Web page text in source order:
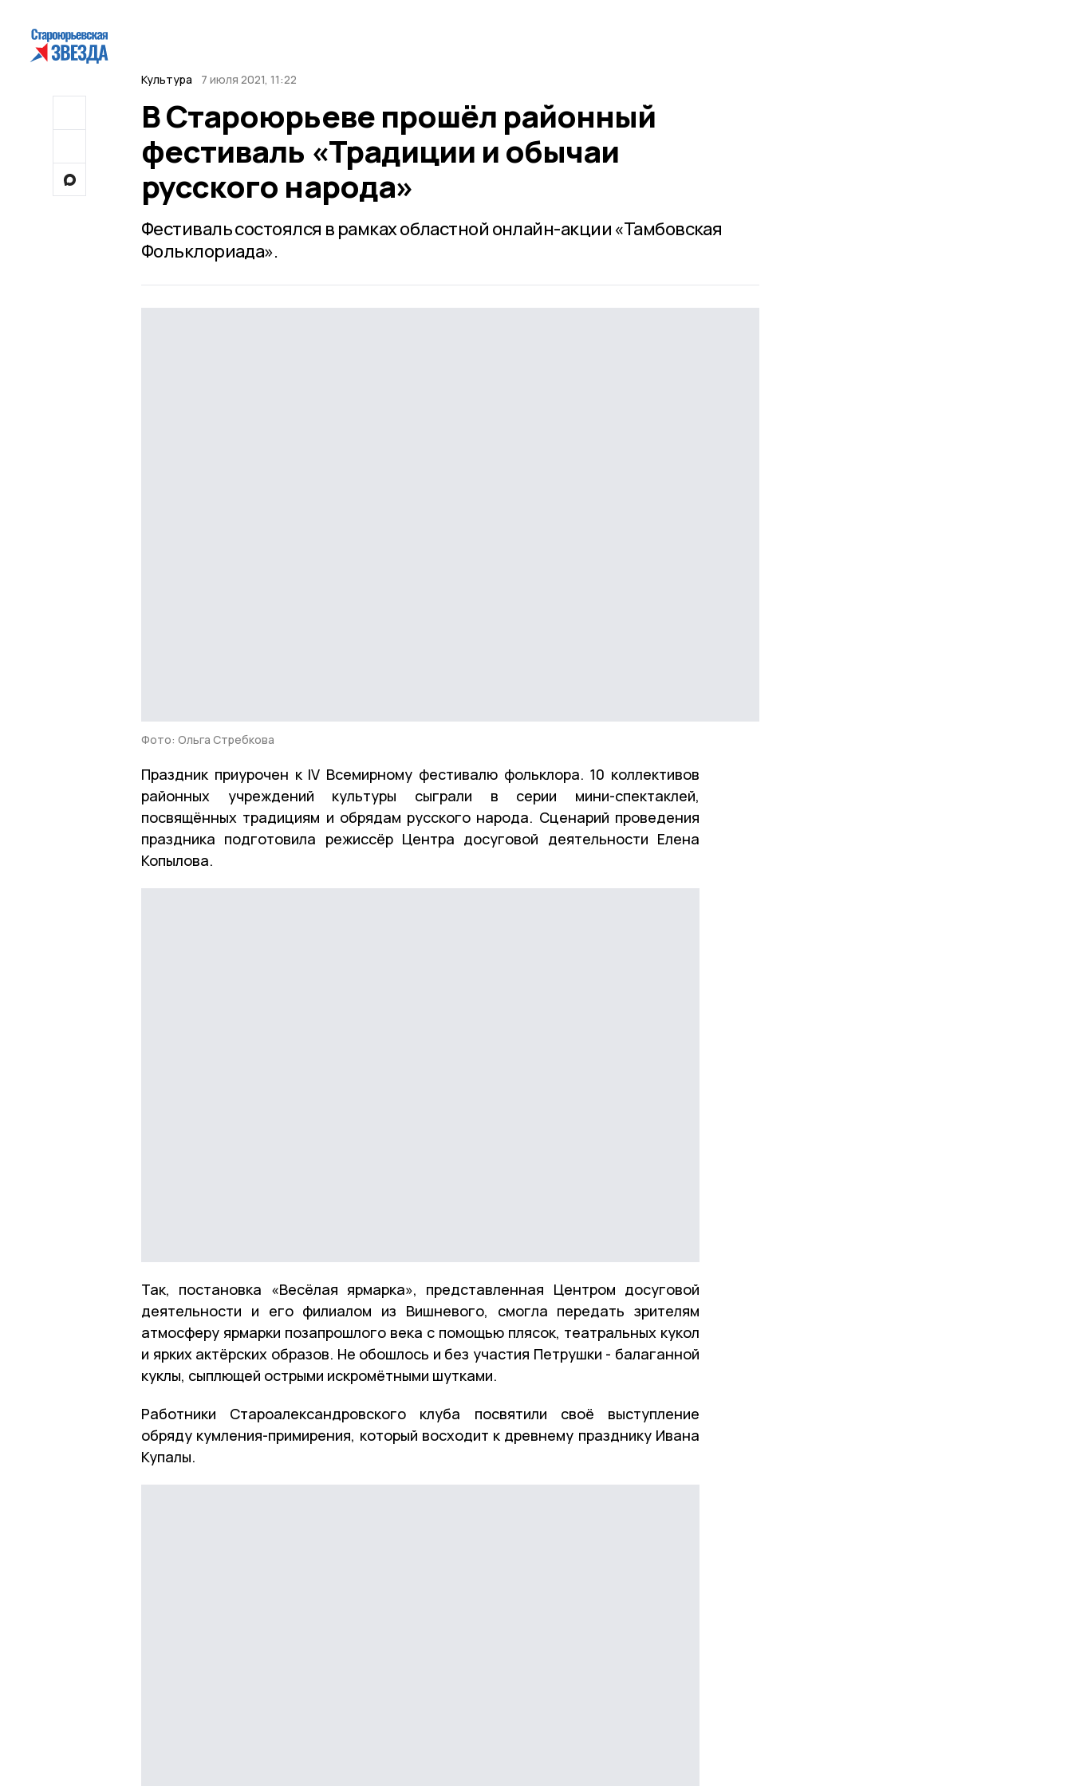
Культура 7 июля 2021, 11:22
В Староюрьеве прошёл районный
фестиваль «Традиции и обычаи
русского народа»
Фестиваль состоялся в рамках областной онлайн-акции «Тамбовская
Фольклориада».
Фото: Ольга Стребкова
Праздник приурочен к IV Всемирному фестивалю фольклора. 10 коллективов
районных учреждений культуры сыграли в серии мини-спектаклей,
посвящённых традициям и обрядам русского народа. Сценарий проведения
праздника подготовила режиссёр Центра досуговой деятельности Елена
Копылова.
Так, постановка «Весёлая ярмарка», представленная Центром досуговой
деятельности и его филиалом из Вишневого, смогла передать зрителям
атмосферу ярмарки позапрошлого века с помощью плясок, театральных кукол
и ярких актёрских образов. Не обошлось и без участия Петрушки - балаганной
куклы, сыплющей острыми искромётными шутками.
Работники Староалександровского клуба посвятили своё выступление
обряду кумления-примирения, который восходит к древнему празднику Ивана
Купалы.